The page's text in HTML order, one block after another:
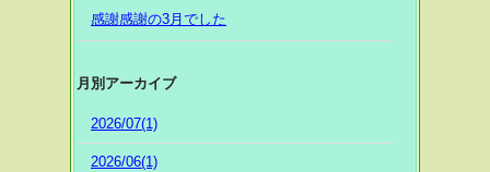
感謝感謝の3月でした
月別アーカイブ
2026/07(1)
2026/06(1)